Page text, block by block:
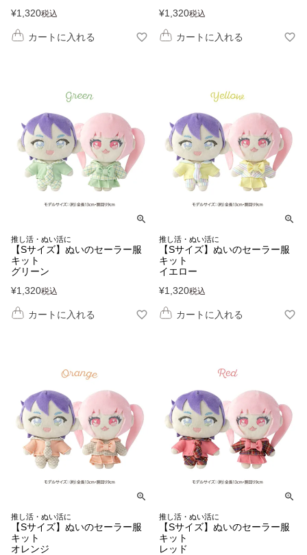
¥1,320税込
カートに入れる
¥1,320税込
カートに入れる
推し活・ぬい活に
【Sサイズ】ぬいのセーラー服
キット
グリーン
¥1,320税込
カートに入れる
推し活・ぬい活に
【Sサイズ】ぬいのセーラー服
キット
イエロー
¥1,320税込
カートに入れる
推し活・ぬい活に
【Sサイズ】ぬいのセーラー服
キット
オレンジ
推し活・ぬい活に
【Sサイズ】ぬいのセーラー服
キット
レッド